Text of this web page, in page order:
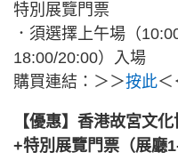
特別展覽門票
．須選擇上午場（
18:00/20:00）入場
購買連結：＞＞按此＜
【優惠】香港故宮文
+特別展覽門票（展廳